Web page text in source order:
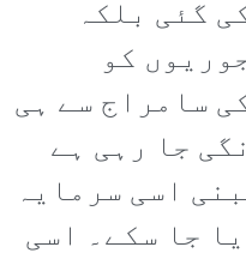
گئی بلکہ
کو
سامراج سے ہی
جا رہی ہے
اسی سرمایہ
جا سکے۔ اسی